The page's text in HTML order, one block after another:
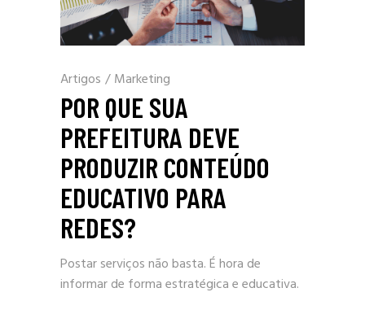
Artigos / Marketing
POR QUE SUA
PREFEITURA DEVE
PRODUZIR CONTEÚDO
EDUCATIVO PARA
REDES?
Postar serviços não basta. É hora de
informar de forma estratégica e educativa.